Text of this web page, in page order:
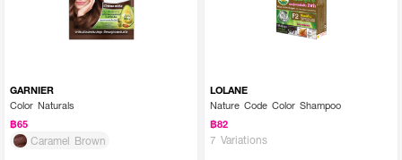
GARNIER
Color Naturals
฿65
Caramel Brown
LOLANE
Nature Code Color Shampoo
฿82
7 Variations